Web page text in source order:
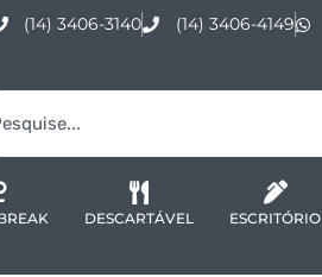
(14) 3406-3140 (14) 3406-4149
DESCARTÁVEL ESCRITÓRIO